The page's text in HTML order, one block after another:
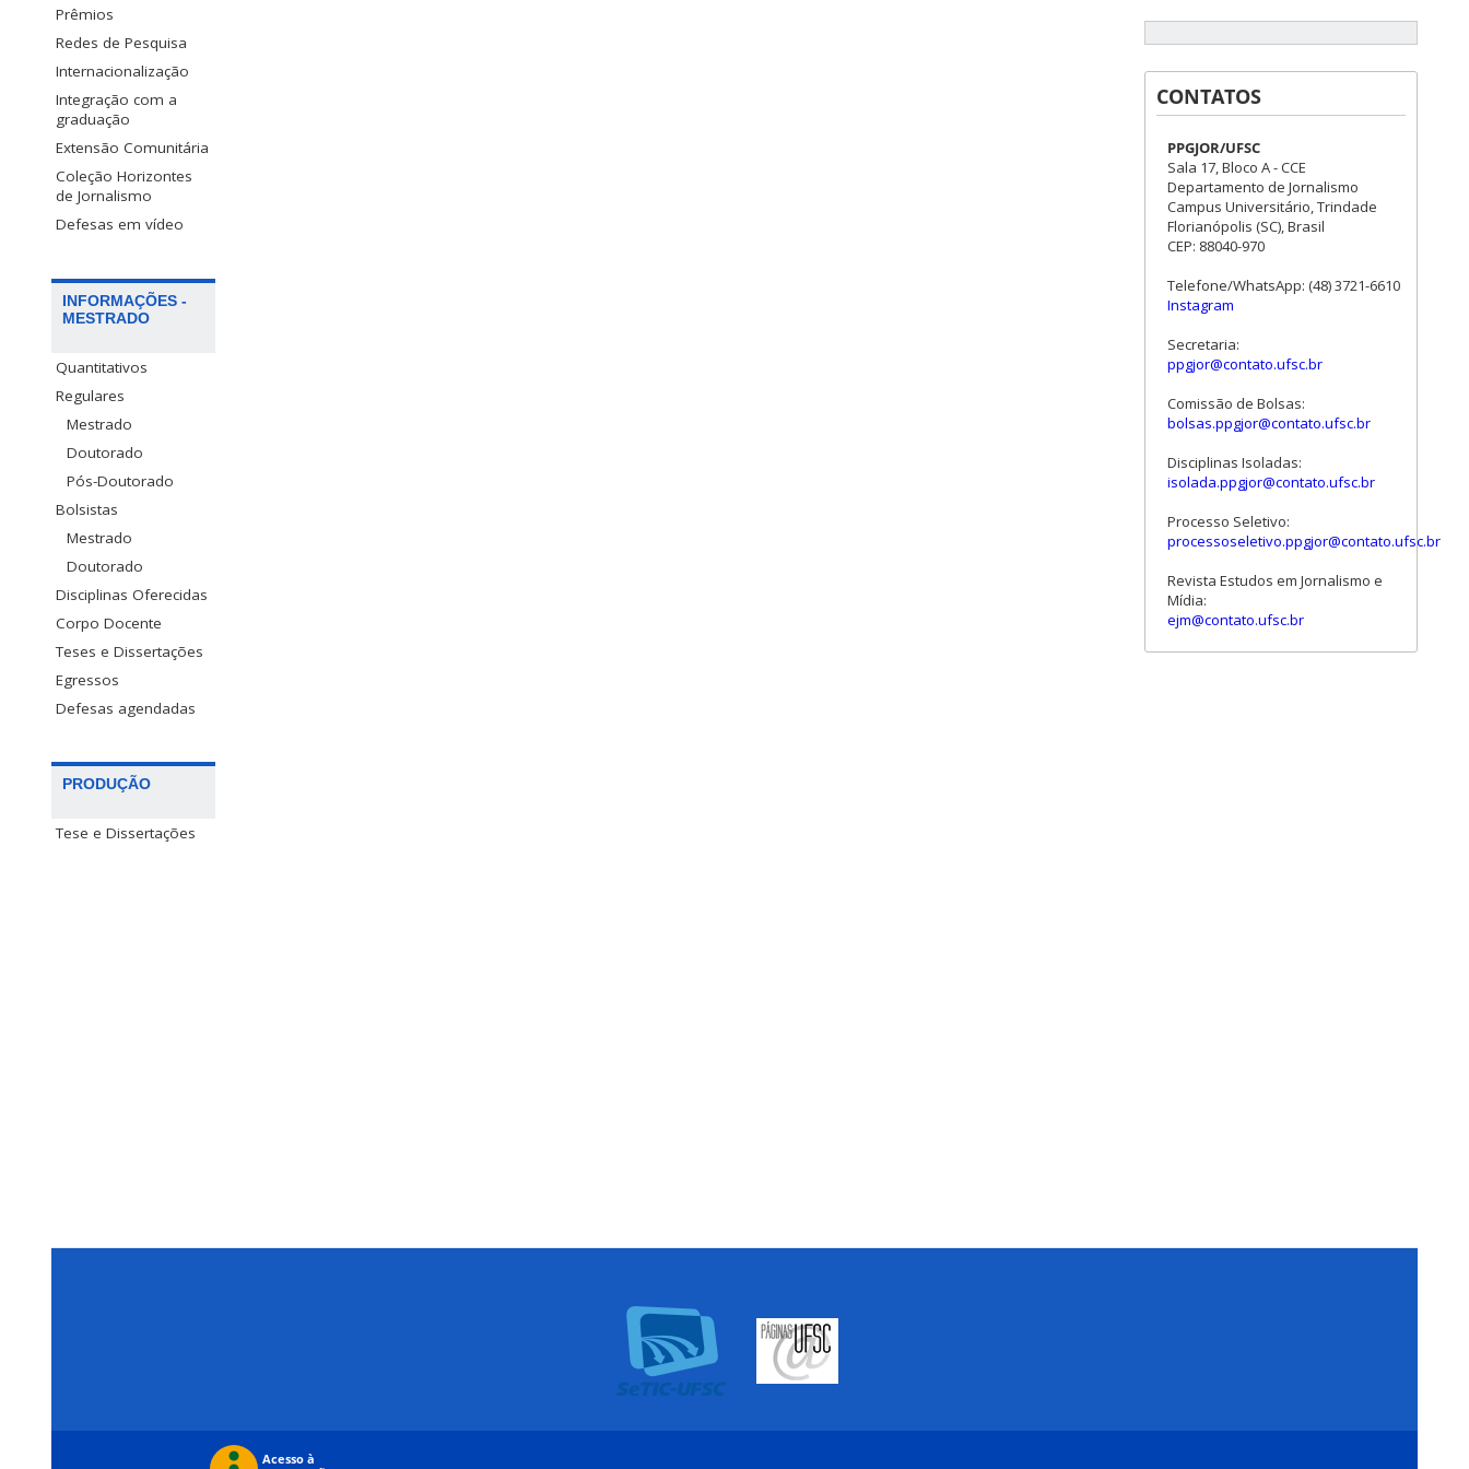
Prêmios
Redes de Pesquisa
Internacionalização
Integração com a
graduação
Extensão Comunitária
Coleção Horizontes
de Jornalismo
Defesas em vídeo
INFORMAÇÕES -
MESTRADO
Quantitativos
Regulares
Mestrado
Doutorado
Pós-Doutorado
Bolsistas
Mestrado
Doutorado
Disciplinas Oferecidas
Corpo Docente
Teses e Dissertações
Egressos
Defesas agendadas
PRODUÇÃO
Tese e Dissertações
CONTATOS
PPGJOR/UFSC
Sala 17, Bloco A - CCE
Departamento de Jornalismo
Campus Universitário, Trindade
Florianópolis (SC), Brasil
CEP: 88040-970
Telefone/WhatsApp: (48) 3721-6610
Instagram
Secretaria:
ppgjor@contato.ufsc.br
Comissão de Bolsas:
bolsas.ppgjor@contato.ufsc.br
Disciplinas Isoladas:
isolada.ppgjor@contato.ufsc.br
Processo Seletivo:
processoseletivo.ppgjor@contato.ufsc.br
Revista Estudos em Jornalismo e
Mídia:
ejm@contato.ufsc.br